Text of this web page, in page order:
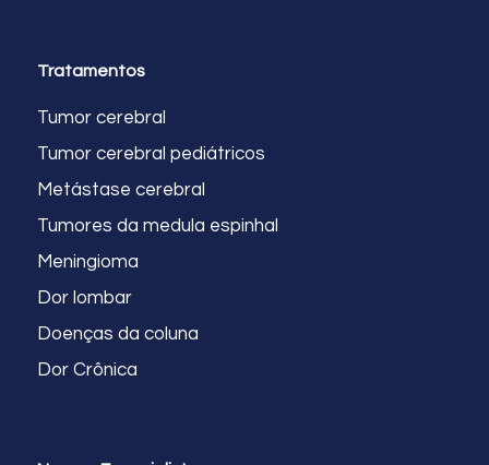
Tratamentos
Tumor cerebral
Tumor cerebral pediátricos
Metástase cerebral
Tumores da medula espinhal
Meningioma
Dor lombar
Doenças da coluna
Dor Crônica